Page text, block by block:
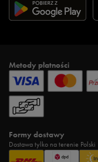
Metody płatności
Formy dostawy
Dostawa tylko na terenie Polski